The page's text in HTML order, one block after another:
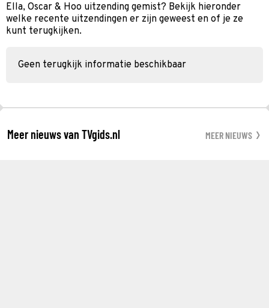
Ella, Oscar & Hoo uitzending gemist? Bekijk hieronder
welke recente uitzendingen er zijn geweest en of je ze
kunt terugkijken.
Geen terugkijk informatie beschikbaar
Meer nieuws van TVgids.nl MEER NIEUWS